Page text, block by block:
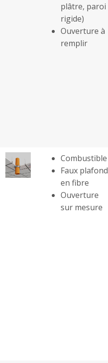
plâtre, paroi
rigide)
Ouverture à
remplir
Combustible
Faux plafond
en fibre
Ouverture
sur mesure